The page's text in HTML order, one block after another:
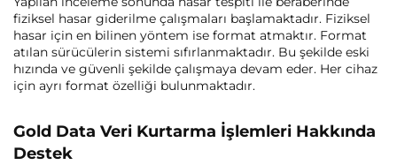
fiziksel hasar giderilme çalışmaları başlamaktadır. Fiziksel
hasar için en bilinen yöntem ise format atmaktır. Format
atılan sürücülerin sistemi sıfırlanmaktadır. Bu şekilde eski
hızında ve güvenli şekilde çalışmaya devam eder. Her cihaz
için ayrı format özelliği bulunmaktadır.
Gold Data Veri Kurtarma İşlemleri Hakkında
Destek